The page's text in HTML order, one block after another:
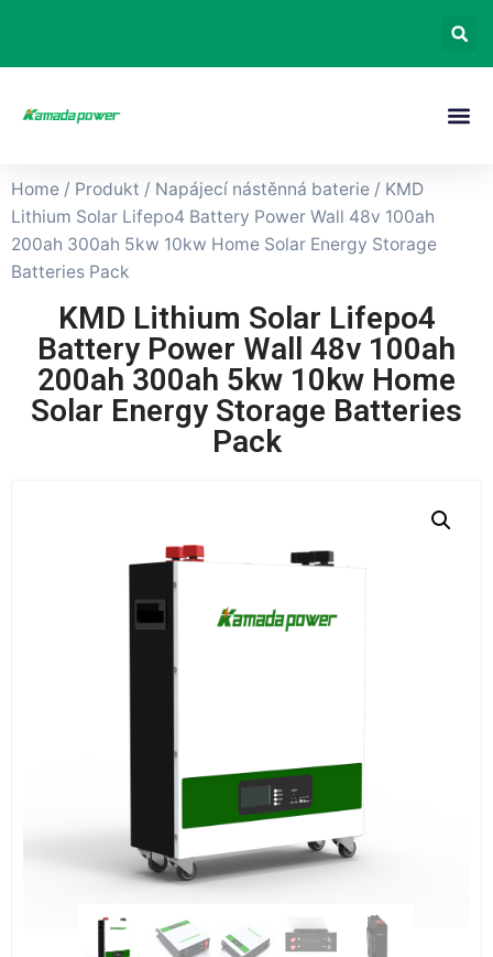
Home / Produkt / Napájecí nástěnná baterie / KMD
Lithium Solar Lifepo4 Battery Power Wall 48v 100ah
200ah 300ah 5kw 10kw Home Solar Energy Storage
Batteries Pack
KMD Lithium Solar Lifepo4
Battery Power Wall 48v 100ah
200ah 300ah 5kw 10kw Home
Solar Energy Storage Batteries
Pack